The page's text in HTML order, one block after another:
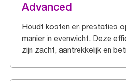
Advanced
Houdt kosten en prestaties
manier in evenwicht. Deze
zijn zacht, aantrekkelijk en